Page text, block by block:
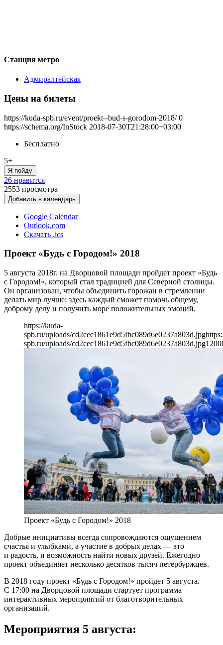
Станция метро
Адмиралтейская
Цены на билеты
https://kuda-spb.ru/event/proekt--bud-s-gorodom-2018/ 0
https://schema.org/InStock 2018-07-30T21:28:00+03:00
Бесплатно
5+
Я пойду
26 нравится
2553 просмотра
Добавить в календарь
Google Calendar
Outlook.com
Скачать .ics
Проект «Будь с Городом!» 2018
5 августа 2018г. на Дворцовой площади пройдет проект «Будь
с Городом!», который стал традицией для Северной столицы.
Он организован, чтобы объединить горожан в стремлении
делать мир лучше: здесь каждый сможет помочь общему,
доброму делу и получить море положительных эмоций.
https://kuda-
spb.ru/uploads/cd2cec1861e9d5fbc089d6e0237a803d.jpg
spb.ru/uploads/cd2cec1861e9d5fbc089d6e0237a803d.jpg1200
Проект «Будь с Городом!» 2018
Добрые инициативы всегда сопровождаются ощущением
счастья и улыбками, а участие в добрых делах — это
и радость, и возможность найти новых друзей. Ежегодно
проект объединяет несколько десятков тысяч петербуржцев.
В 2018 году проект «Будь с Городом!» пройдет 5 августа.
С 17:00 на Дворцовой площади стартует программа
интерактивных мероприятий от благотворительных
организаций.
Мероприятия 5 августа: